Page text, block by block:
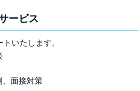
ービス
いたします。
面接対策